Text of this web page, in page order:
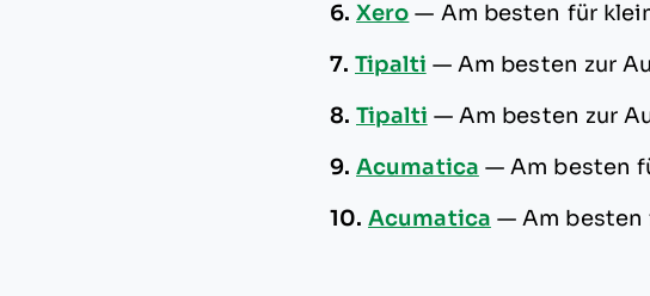
6. Xero — Am besten für
7. Tipalti — Am besten zur
8. Tipalti — Am besten zur
9. Acumatica —Am besten
10. Acumatica —Am besten